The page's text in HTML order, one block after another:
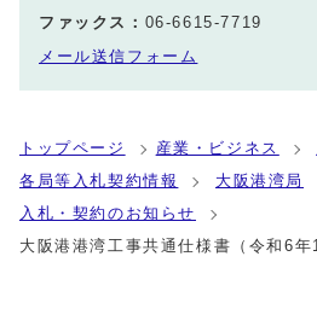
ファックス： 06-6615-7719
メール送信フォーム
トップページ 産業・ビジネス
各局等入札契約情報
大阪港湾局
入札・契約のお知らせ
大阪港港湾工事共通仕様書（令和6年